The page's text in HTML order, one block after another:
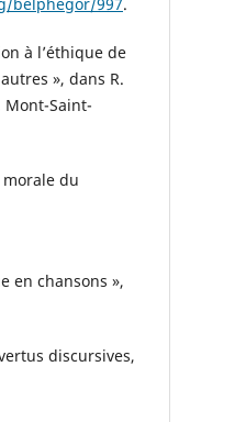
à l’éthique de
», dans R.
Mont-Saint-
du
en chansons »,
discursives,